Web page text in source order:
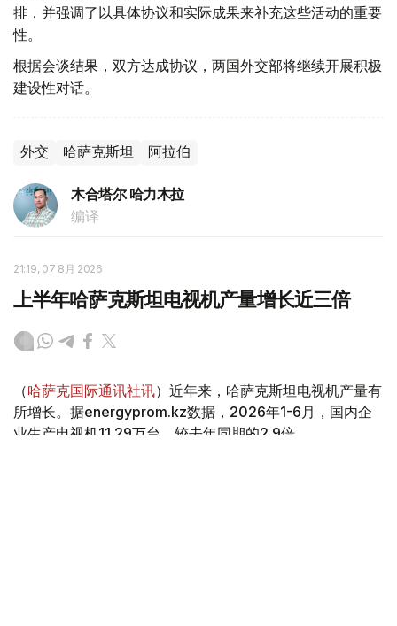
排，并强调了以具体协议和实际成果来补充这些活动的重要
性。
根据会谈结果，双方达成协议，两国外交部将继续开展积极
建设性对话。
外交 哈萨克斯坦 阿拉伯
木合塔尔 哈力木拉
编译
21:19, 07 8月 2026
上半年哈萨克斯坦电视机产量增长近三倍
（哈萨克国际通讯社讯）近年来，哈萨克斯坦电视机产量有
所增长。据energyprom.kz数据，2026年1-6月，国内企
业生产电视机11.29万台，较去年同期的2.9倍。